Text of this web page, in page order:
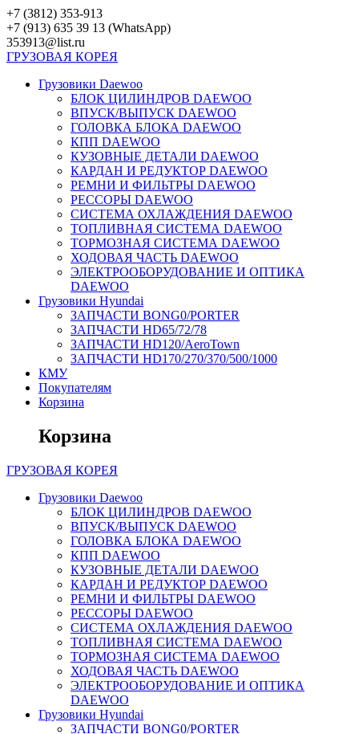
Перейти
к
контенту
+7 (3812) 353-913
+7 (913) 635 39 13 (WhatsApp)
353913@list.ru
ГРУЗОВАЯ КОРЕЯ
Грузовики Daewoo
БЛОК ЦИЛИНДРОВ DAEWOO
ВПУСК/ВЫПУСК DAEWOO
ГОЛОВКА БЛОКА DAEWOO
КПП DAEWOO
КУЗОВНЫЕ ДЕТАЛИ DAEWOO
КАРДАН И РЕДУКТОР DAEWOO
РЕМНИ И ФИЛЬТРЫ DAEWOO
РЕССОРЫ DAEWOO
СИСТЕМА ОХЛАЖДЕНИЯ DAEWOO
ТОПЛИВНАЯ СИСТЕМА DAEWOO
ТОРМОЗНАЯ СИСТЕМА DAEWOO
ХОДОВАЯ ЧАСТЬ DAEWOO
ЭЛЕКТРООБОРУДОВАНИЕ И ОПТИКА
DAEWOO
Грузовики Hyundai
ЗАПЧАСТИ BONG0/PORTER
ЗАПЧАСТИ HD65/72/78
ЗАПЧАСТИ HD120/AeroTown
ЗАПЧАСТИ HD170/270/370/500/1000
КМУ
Покупателям
Корзина
Корзина
ГРУЗОВАЯ КОРЕЯ
Грузовики Daewoo
БЛОК ЦИЛИНДРОВ DAEWOO
ВПУСК/ВЫПУСК DAEWOO
ГОЛОВКА БЛОКА DAEWOO
КПП DAEWOO
КУЗОВНЫЕ ДЕТАЛИ DAEWOO
КАРДАН И РЕДУКТОР DAEWOO
РЕМНИ И ФИЛЬТРЫ DAEWOO
РЕССОРЫ DAEWOO
СИСТЕМА ОХЛАЖДЕНИЯ DAEWOO
ТОПЛИВНАЯ СИСТЕМА DAEWOO
ТОРМОЗНАЯ СИСТЕМА DAEWOO
ХОДОВАЯ ЧАСТЬ DAEWOO
ЭЛЕКТРООБОРУДОВАНИЕ И ОПТИКА
DAEWOO
Грузовики Hyundai
ЗАПЧАСТИ BONG0/PORTER